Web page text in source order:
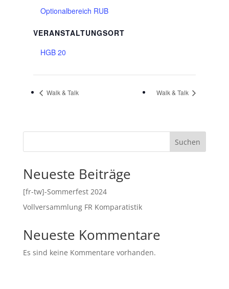
VERANSTALTUNGSORT
HGB 20
Optionalbereich RUB
Walk & Talk Walk & Talk
Suchen
Neueste Beiträge
[fr-tw]-Sommerfest 2024
Vollversammlung FR Komparatistik
Neueste Kommentare
Es sind keine Kommentare vorhanden.